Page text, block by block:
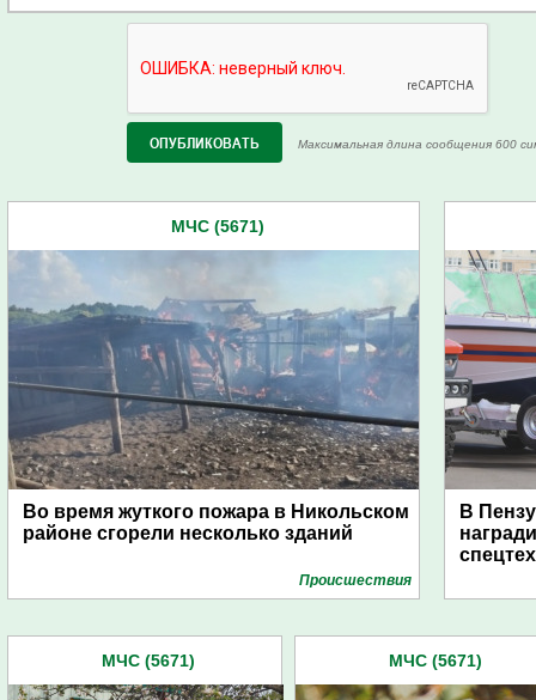
Максимальная длина сообщения 600
МЧС (5671)
Во время жуткого пожара в Никольском
районе сгорели несколько зданий
Проиcшествия
В
МЧС (5671) МЧС (5671)